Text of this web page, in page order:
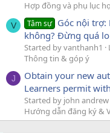
Hợp đồng và phụ lục
V Tâm sự Góc nội trợ:
không? Đừng quá
Started by vanthanh1
Thông tin & góp ý
J
Obtain your new
Learners permit
Started by john andrew
Hướng dẫn đăng ký &